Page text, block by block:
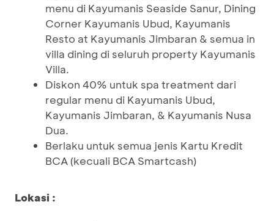
menu di Kayumanis Seaside Sanur, Dining
Corner Kayumanis Ubud, Kayumanis
Resto at Kayumanis Jimbaran & semua in
villa dining di seluruh property Kayumanis
Villa.
Diskon 40% untuk spa treatment dari
regular menu di Kayumanis Ubud,
Kayumanis Jimbaran, & Kayumanis Nusa
Dua.
Berlaku untuk semua jenis Kartu Kredit
BCA (kecuali BCA Smartcash)
Lokasi :